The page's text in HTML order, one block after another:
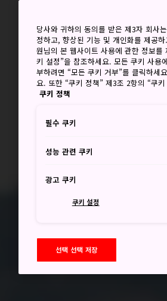
당사와 귀하의 동의를 받은 제3자 회사
정하고, 향상된 기능 및 개인화를 제공
원님의 본 웹사이트 사용에 관한 정보
키 설정”을 참조하세요. 모든 쿠키 사용
부하려면 “모든 쿠키 거부”를 클릭하세
요. 또한 “쿠키 정책” 제3조 2항의 “쿠
쿠키 정책
필수 쿠키
성능 관련 쿠키
광고 쿠키
쿠키 설정
선택 선택 저장